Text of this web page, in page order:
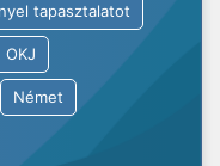
tapasztalatot
OKJ
Német